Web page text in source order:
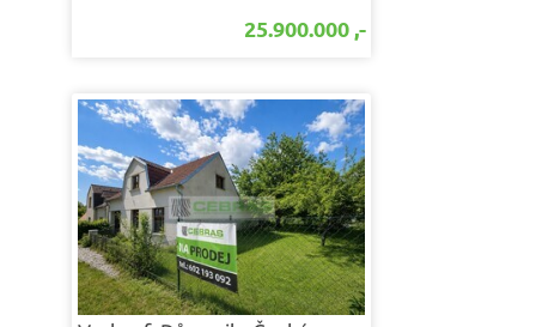
25.900.000 ,-